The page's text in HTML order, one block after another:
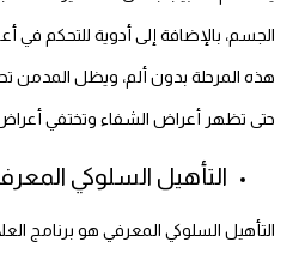
الجسم، بالإضافة إلى أدوية للتحكم في
هذه المرحلة بدون ألم، ويظل المدمن
حتى تظهر أعراض الشفاء وتختفي
التأهيل السلوكي
التأهيل السلوكي المعرفي هو برنامج